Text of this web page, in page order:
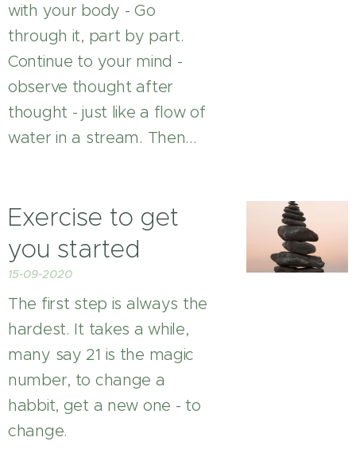
with your body - Go
through it, part by part.
Continue to your mind -
observe thought after
thought - just like a flow of
water in a stream. Then...
Exercise to get
you started
15-09-2020
The first step is always the
hardest. It takes a while,
many say 21 is the magic
number, to change a
habbit, get a new one - to
change.